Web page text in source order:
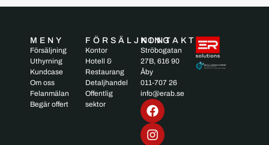
MENY
Försäljning
Uthyrning
Kundcase
Om oss
Felanmälan
Begär offert
FÖRSÄLJNING
Kontor
Hotell &
Restaurang
Detaljhandel
Offentlig
sektor
KONTAKT
Ströbogatan
27B, 616 90
Åby
011-707 26
info@erab.se